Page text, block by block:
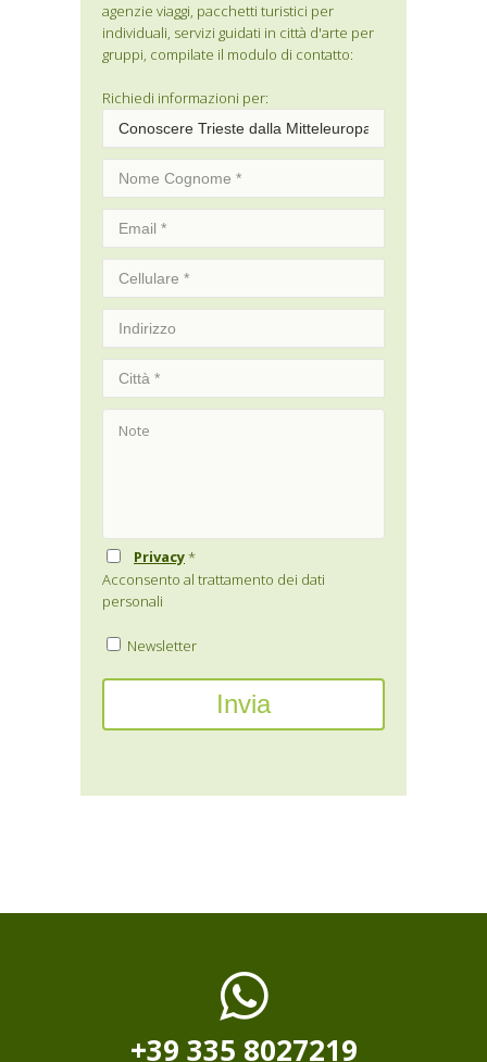
agenzie viaggi, pacchetti turistici per
individuali, servizi guidati in città d'arte per
gruppi, compilate il modulo di contatto:
Richiedi informazioni per:
Privacy*
Acconsento al trattamento dei dati
personali
Newsletter
+39 335 8027219